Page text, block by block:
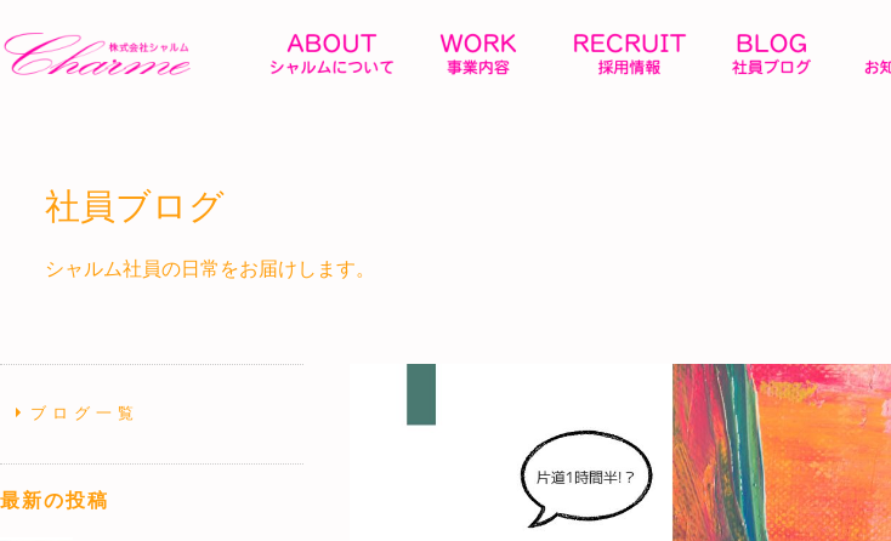
社員ブログ
シャルム社員の日常をお届けします。
ブログ一覧
最新の投稿